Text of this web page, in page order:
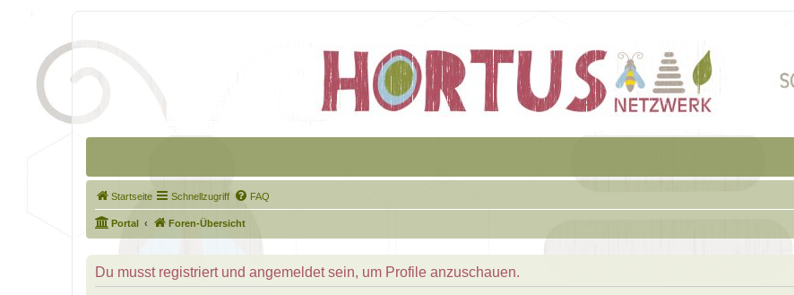
Startseite Schnellzugriff FAQ
Portal Foren-Übersicht
Du musst registriert und angemeldet sein, um Profile anzuschauen.